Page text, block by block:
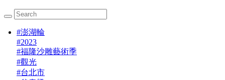
#澎湖輪
#2023
#福隆沙雕藝術季
#觀光
#台北市